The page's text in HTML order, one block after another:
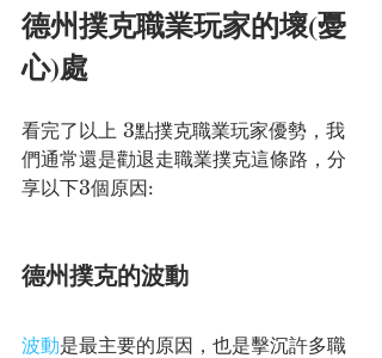
德州撲克職業玩家的壞(憂
心)處
看完了以上 3點撲克職業玩家優勢，我
們通常還是勸退走職業撲克這條路，分
享以下3個原因:
德州撲克的波動
波動是最主要的原因，也是擊沉許多職